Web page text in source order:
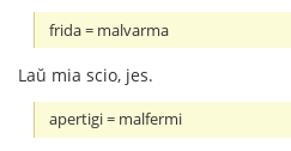
frida = malvarma
Laŭ mia scio, jes.
apertigi = malfermi